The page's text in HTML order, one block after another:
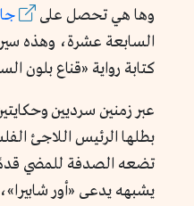
وها هي تحصل على
السابعة عشرة، وهذه
كتابة رواية «قناع بلون
عبر زمنين سرديين
بطلها الرئيس اللاجئ
تضعه الصدفة للمضي
يشبهه يدعى «أور